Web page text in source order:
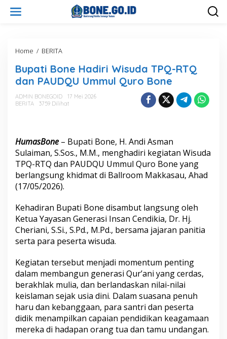
Home / BERITA
p
a
t
B
H
a
d
i
r
i
i
s
u
d
a
P
Q
-
R
T
Q
d
a
n
Bupati Bone Hadiri Wisuda TPQ-RTQ
dan PAUDQU Ummul Quro Bone
ADMIN BONEGOID
17 Mei 2026
BERITA
3759 Dilihat
HumasBone – Bupati Bone, H. Andi Asman
Sulaiman, S.Sos., M.M., menghadiri kegiatan Wisuda
TPQ-RTQ dan PAUDQU Ummul Quro Bone yang
berlangsung khidmat di Ballroom Makkasau, Ahad
(17/05/2026).
Kehadiran Bupati Bone disambut langsung oleh
Ketua Yayasan Generasi Insan Cendikia, Dr. Hj.
Cheriani, S.Si., S.Pd., M.Pd., bersama jajaran panitia
serta para peserta wisuda.
Kegiatan tersebut menjadi momentum penting
dalam membangun generasi Qur’ani yang cerdas,
berakhlak mulia, dan berlandaskan nilai-nilai
keislaman sejak usia dini. Dalam suasana penuh
haru dan kebanggaan, para santri dan peserta
didik menampilkan capaian pendidikan keagamaan
mereka di hadapan orang tua dan tamu undangan.